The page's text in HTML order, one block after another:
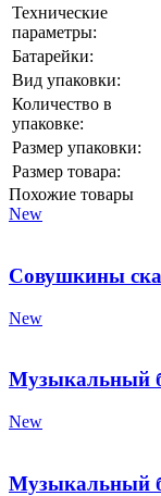
Технические
параметры:
Батарейки:
Вид упаковки:
Количество в
упаковке:
Размер упаковки:
Размер товара:
Похожие товары
New
Совушкины
New
Музыкальный
New
Музыкальный